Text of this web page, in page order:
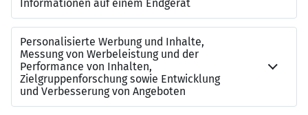
Wir freuen uns auf Ihre aussagekräftigen
Bewerbungsunterlagen mit der ID 5368.
Unsere Berater erkundschaften täglich Unternehmen in
der Energie- und Baubranche und verschaffen Ihnen